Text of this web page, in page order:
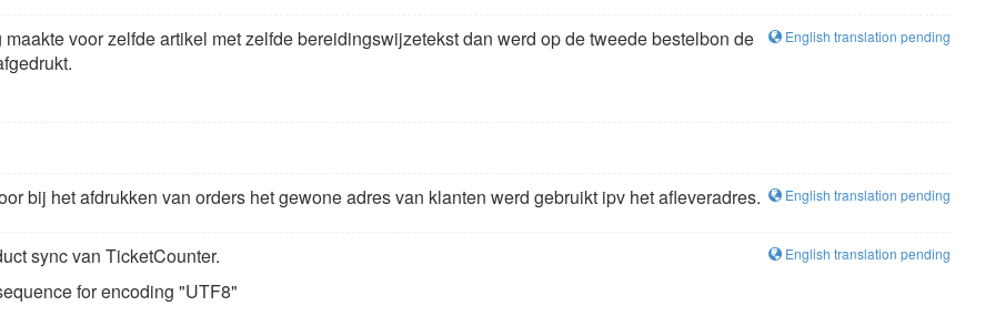
English translation pending
voor zelfde artikel met zelfde bereidingswijzetekst dan werd op de tweede bestelbon de
English translation pending
bij het afdrukken van orders het gewone adres van klanten werd gebruikt ipv het afleveradres.
English translation pending
sync van TicketCounter.
for encoding "UTF8"